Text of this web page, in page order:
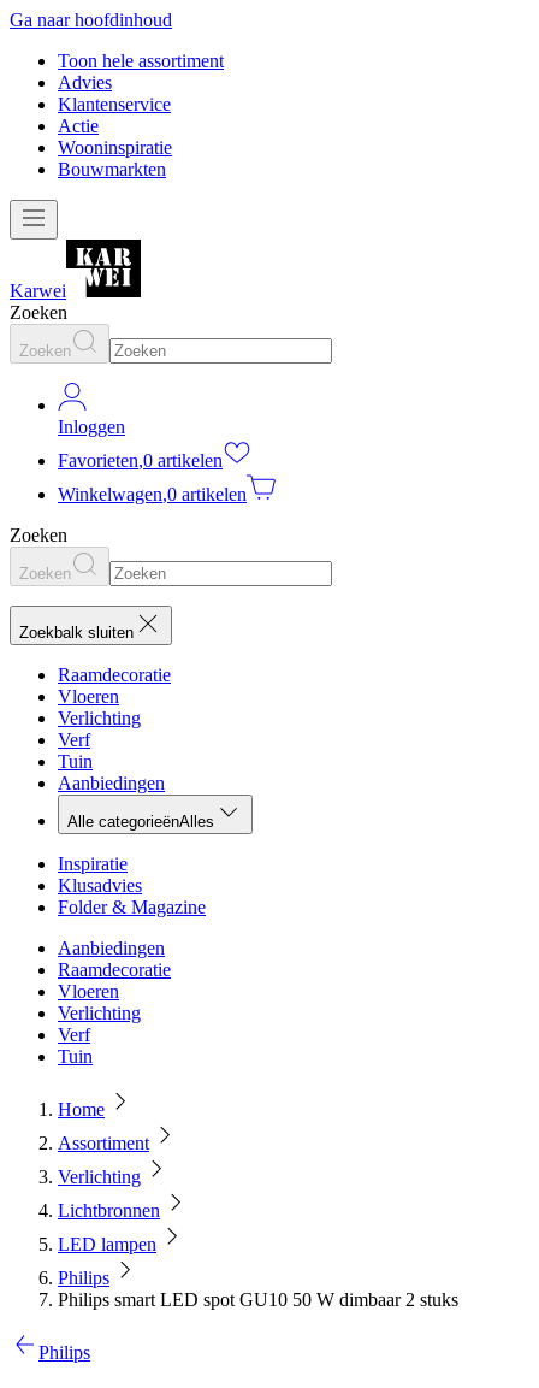
Ga naar hoofdinhoud
Toon hele assortiment
Advies
Klantenservice
Actie
Wooninspiratie
Bouwmarkten
Karwei
Zoeken
Zoeken
Inloggen
Favorieten,0 artikelen
Winkelwagen,0 artikelen
Zoeken
Zoeken
Zoekbalk sluiten
Raamdecoratie
Vloeren
Verlichting
Verf
Tuin
Aanbiedingen
Alle categorieënAlles
Inspiratie
Klusadvies
Folder & Magazine
Aanbiedingen
Raamdecoratie
Vloeren
Verlichting
Verf
Tuin
Home
Assortiment
Verlichting
Lichtbronnen
LED lampen
Philips
Philips smart LED spot GU10 50 W dimbaar 2 stuks
Philips